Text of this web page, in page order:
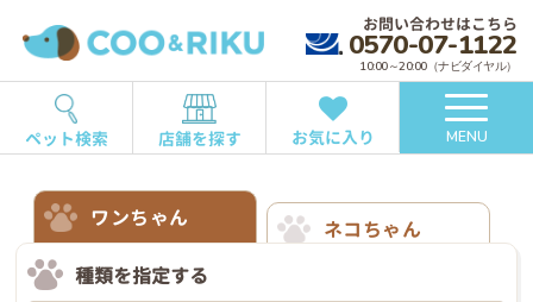
お問い合わせはこちら
0570-07-1122
10:00～20:00（ナビダイヤル）
ペット検索 店舗を探す お気に入り MENU
ワンちゃん
ネコちゃん
種類を指定する